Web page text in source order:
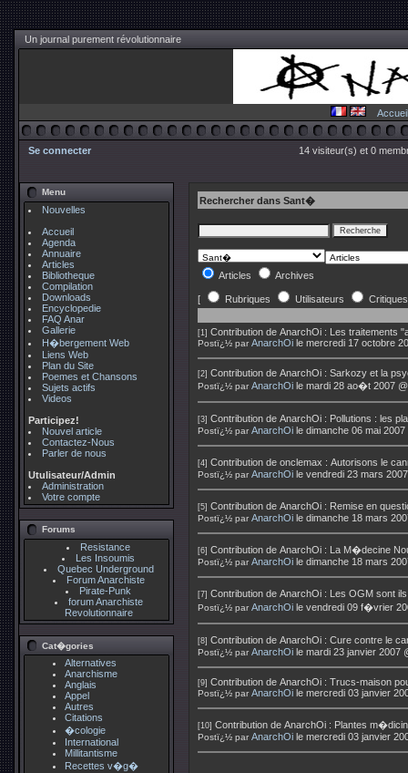
Un journal purement révolutionnaire
Accueil
Se connecter 14 visiteur(s) et 0
Menu
Nouvelles
Accueil
Agenda
Annuaire
Articles
Bibliotheque
Compilation
Downloads
Encyclopedie
FAQ Anar
Gallerie
H�bergement Web
Liens Web
Plan du Site
Poemes et Chansons
Sujets actifs
Videos
Participez!
Nouvel article
Contactez-Nous
Parler de nous
Utulisateur/Admin
Administration
Votre compte
Forums
Resistance
Les Insoumis
Quebec Underground
Forum Anarchiste
Pirate-Punk
forum Anarchiste
Revolutionnaire
Cat�gories
Alternatives
Anarchisme
Anglais
Appel
Autres
Citations
�cologie
International
Millitantisme
Recettes v�g�
Rechercher dans Sant�
Articles Archives
[ Rubriques Utilisateurs
[1] Contribution de AnarchOi : Les traitements
Postï¿½ par AnarchOi le mercredi 17 octobre
[2] Contribution de AnarchOi : Sarkozy et la
Postï¿½ par AnarchOi le mardi 28 ao�t 2007
[3] Contribution de AnarchOi : Pollutions : les
Postï¿½ par AnarchOi le dimanche 06 mai
[4] Contribution de onclemax : Autorisons le
Postï¿½ par AnarchOi le vendredi 23 mars
[5] Contribution de AnarchOi : Remise en
Postï¿½ par AnarchOi le dimanche 18 mars
[6] Contribution de AnarchOi : La M�decine
Postï¿½ par AnarchOi le dimanche 18 mars
[7] Contribution de AnarchOi : Les OGM sont
Postï¿½ par AnarchOi le vendredi 09 f�vrier
[8] Contribution de AnarchOi : Cure contre le
Postï¿½ par AnarchOi le mardi 23 janvier 2007
[9] Contribution de AnarchOi : Trucs-maison
Postï¿½ par AnarchOi le mercredi 03 janvier
[10] Contribution de AnarchOi : Plantes
Postï¿½ par AnarchOi le mercredi 03 janvier